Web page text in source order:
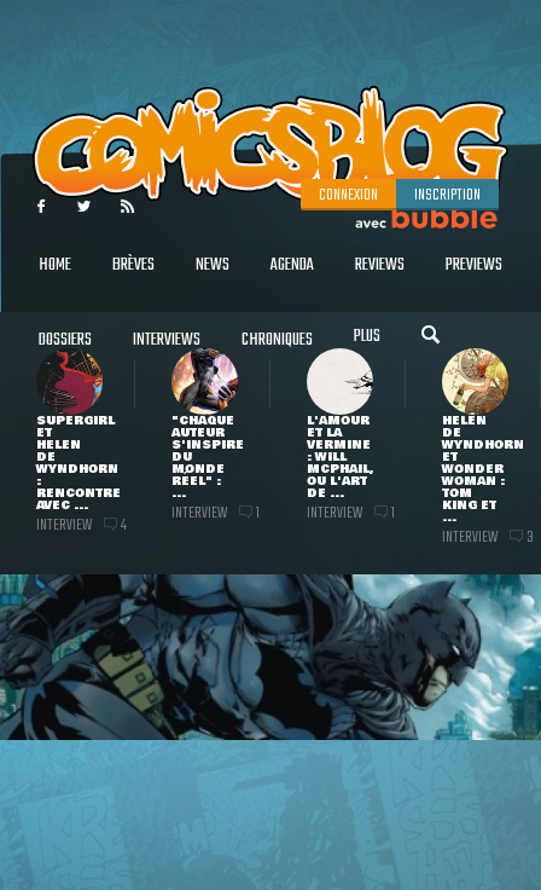
CONNEXION INSCRIPTION
HOME BRÈVES NEWS AGENDA REVIEWS PREVIEWS
DOSSIERS INTERVIEWS CHRONIQUES PLUS
SUPERGIRL
ET
HELEN
DE
WYNDHORN
:
RENCONTRE
AVEC ...
INTERVIEW 4
"CHAQUE
AUTEUR
S'INSPIRE
DU
MONDE
RÉEL" :
...
INTERVIEW 1
L'AMOUR
ET LA
VERMINE
: WILL
MCPHAIL,
OU L'ART
DE ...
INTERVIEW 1
HELEN
DE
WYNDHORN
ET
WONDER
WOMAN :
TOM
KING ET
...
INTERVIEW 3